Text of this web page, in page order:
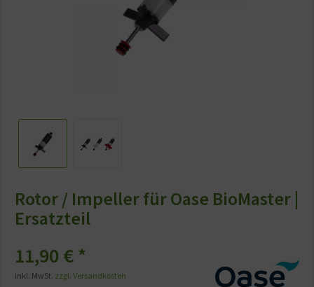
Rotor / Impeller für Oase BioMaster |
Ersatzteil
11,90 € *
inkl. MwSt. zzgl. Versandkosten